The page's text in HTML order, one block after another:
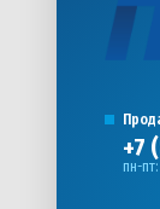
+7
пн-